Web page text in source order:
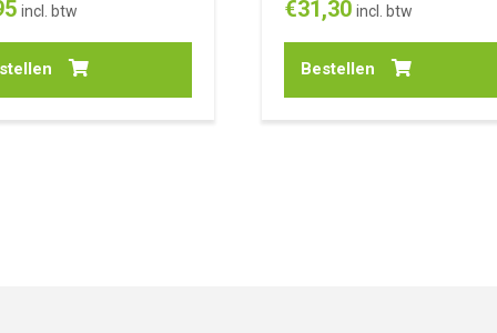
incl. btw €31,30 incl. btw
Bestellen